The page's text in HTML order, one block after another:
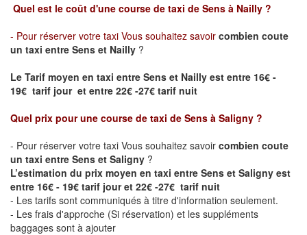
Quel est le coût d'une course de taxi de Sens à Nailly ?
- Pour réserver votre taxi Vous souhaitez savoir combien coute
un taxi entre Sens et Nailly ?
Le Tarif moyen en taxi entre Sens et Nailly est entre 16€ -
19€ tarif jour et entre 22€ -27€ tarif nuit
Quel prix pour une course de taxi de Sens à Saligny ?
- Pour réserver votre taxi Vous souhaitez savoir combien coute
un taxi entre Sens et Saligny ?
L’estimation du prix moyen en taxi entre Sens et Saligny est
entre 16€ - 19€ tarif jour et 22€ -27€ tarif nuit
- Les tarifs sont communiqués à titre d'information seulement.
- Les frais d'approche (Si réservation) et les suppléments
baggages sont à ajouter